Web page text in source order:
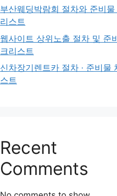
부산웨딩박람회 절차와 준비물
리스트
웹사이트 상위노출 절차 및 준
크리스트
신차장기렌트카 절차 · 준비물
스트
Recent
Comments